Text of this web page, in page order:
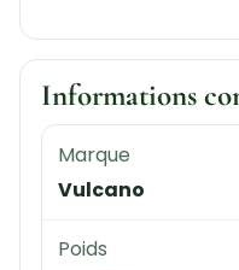
Informations
Marque
Vulcano
Poids